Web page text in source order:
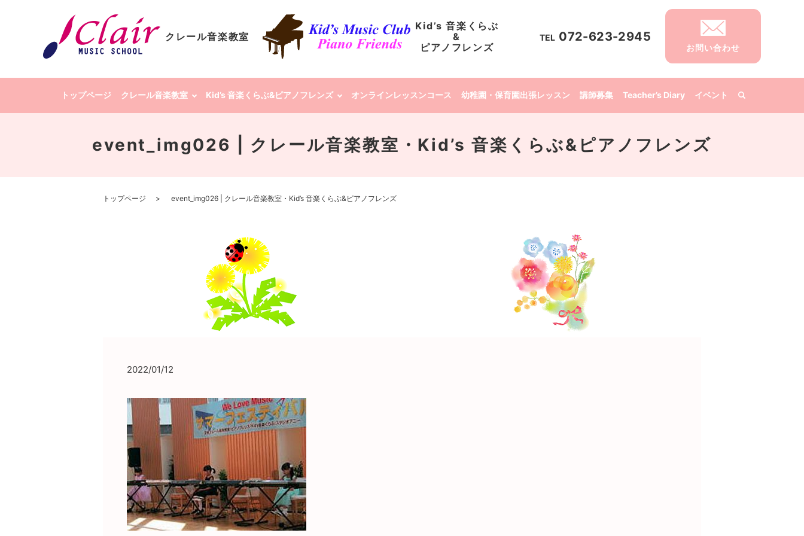
クレール音楽教室
Kid’s 音楽くらぶ
&
ピアノフレンズ
トップページ クレール音楽教室 Kid’s 音楽くらぶ&ピアノフレンズ オンラインレッスンコース 幼稚園・保育園出張レッスン 講師募集 Teacher’s Diary イベント
TEL 072-623-2945
お問い合わせ
event_img026 | クレール音楽教室・Kid’s 音楽くらぶ&ピアノフレンズ
トップページ event_img026 | クレール音楽教室・Kid’s 音楽くらぶ&ピアノフレンズ
2022/01/12